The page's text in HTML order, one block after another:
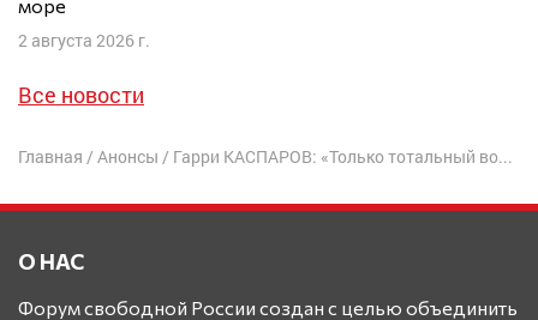
море
2 августа 2026 г.
Все новости
Главная / Анонсы / Гарри КАСПАРОВ: «Только тотальный военный разгром дает нам шанс на то, что имперский вирус выйдет из организма России»
О НАС
Форум свободной России создан с целью объединить